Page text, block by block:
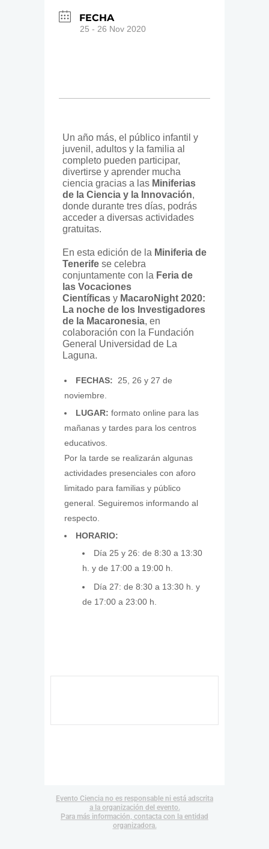
FECHA
25 - 26 Nov 2020
Un año más, el público infantil y
juvenil, adultos y la familia al
completo pueden participar,
divertirse y aprender mucha
ciencia gracias a las Miniferias
de la Ciencia y la Innovación,
donde durante tres días, podrás
acceder a diversas actividades
gratuitas.
En esta edición de la Miniferia de
Tenerife se celebra
conjuntamente con la Feria de
las Vocaciones
Científicas y MacaroNight 2020:
La noche de los Investigadores
de la Macaronesia, en
colaboración con la Fundación
General Universidad de La
Laguna.
FECHAS: 25, 26 y 27 de
noviembre.
LUGAR: formato online para las
mañanas y tardes para los centros
educativos.
Por la tarde se realizarán algunas
actividades presenciales con aforo
limitado para familias y público
general. Seguiremos informando al
respecto.
HORARIO:
Día 25 y 26: de 8:30 a 13:30
h. y de 17:00 a 19:00 h.
Día 27: de 8:30 a 13:30 h. y
de 17:00 a 23:00 h.
Evento Ciencia no es responsable ni está adscrita
a la organización del evento.
Para más información, contacta con la entidad
organizadora.